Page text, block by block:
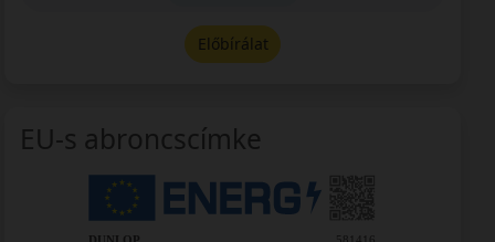
Előbírálat
EU-s abroncscímke